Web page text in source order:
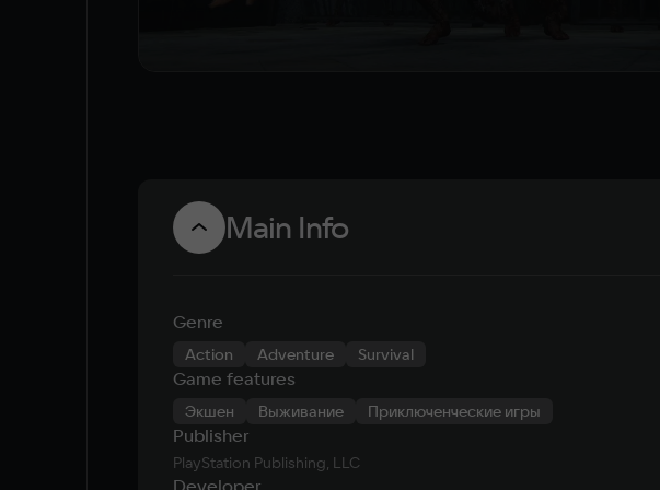
Main Info
Genre
Action Adventure Survival
Game features
Экшен Выживание Приключенческие игры
Publisher
PlayStation Publishing, LLC
Developer